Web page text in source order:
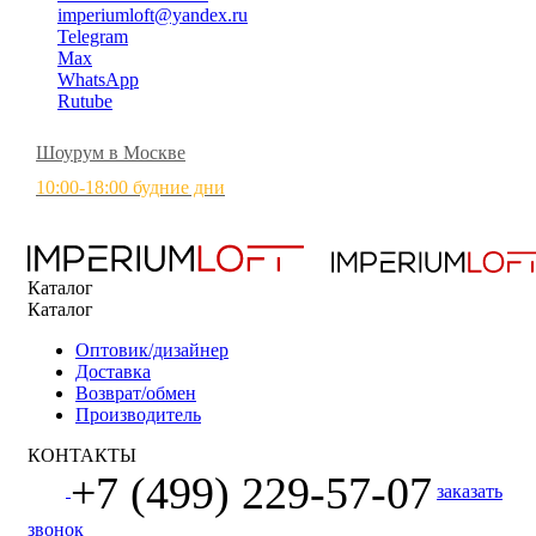
imperiumloft@yandex.ru
Telegram
Max
WhatsApp
Rutube
Шоурум в Москве
10:00-18:00 будние дни
Каталог
Каталог
Оптовик/дизайнер
Доставка
Возврат/обмен
Производитель
КОНТАКТЫ
+7 (499) 229-57-07 заказать
звонок